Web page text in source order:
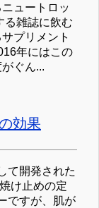
ュートロッ
る雑誌に飲む
プリメント
年にはこの
ぐん...
効果
て開発された
け止めの定
ですが、肌が